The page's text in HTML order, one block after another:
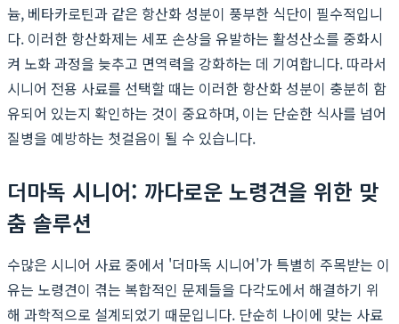
늄, 베타카로틴과 같은 항산화 성분이 풍부한 식단이 필수적입니
다. 이러한 항산화제는 세포 손상을 유발하는 활성산소를 중화시
켜 노화 과정을 늦추고 면역력을 강화하는 데 기여합니다. 따라서
시니어 전용 사료를 선택할 때는 이러한 항산화 성분이 충분히 함
유되어 있는지 확인하는 것이 중요하며, 이는 단순한 식사를 넘어
질병을 예방하는 첫걸음이 될 수 있습니다.
더마독 시니어: 까다로운 노령견을 위한 맞
춤 솔루션
수많은 시니어 사료 중에서 '더마독 시니어'가 특별히 주목받는 이
유는 노령견이 겪는 복합적인 문제들을 다각도에서 해결하기 위
해 과학적으로 설계되었기 때문입니다. 단순히 나이에 맞는 사료